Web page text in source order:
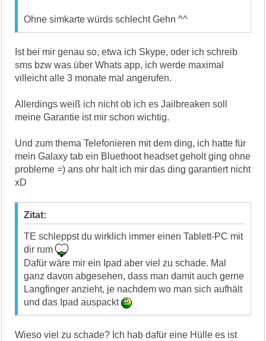
Ohne simkarte würds schlecht Gehn ^^
Ist bei mir genau so, etwa ich Skype, oder ich schreib
sms bzw was über Whats app, ich werde maximal
villeicht alle 3 monate mal angerufen.
Allerdings weiß ich nicht ob ich es Jailbreaken soll
meine Garantie ist mir schon wichtig.
Und zum thema Telefonieren mit dem ding, ich hatte für
mein Galaxy tab ein Bluethoot headset geholt ging ohne
probleme =) ans ohr halt ich mir das ding garantiert nicht
xD
Zitat:
TE schleppst du wirklich immer einen Tablett-PC mit
dir rum
Dafür wäre mir ein Ipad aber viel zu schade. Mal
ganz davon abgesehen, dass man damit auch gerne
Langfinger anzieht, je nachdem wo man sich aufhält
und das Ipad auspackt
Wieso viel zu schade? Ich hab dafür eine Hülle es ist